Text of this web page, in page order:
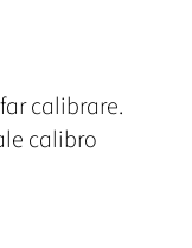
calibrare.
calibro